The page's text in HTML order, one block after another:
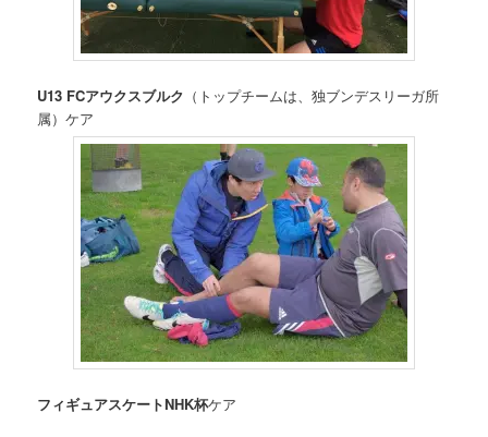
U13 FCアウクスブルク （トップチームは、独ブンデスリーガ所
属）ケア
フィギュアスケートNHK杯ケア